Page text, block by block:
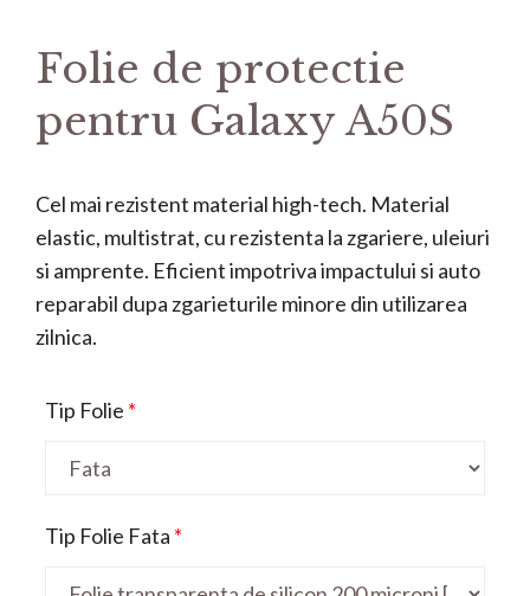
Folie de protectie
pentru Galaxy A50S
Cel mai rezistent material high-tech. Material
elastic, multistrat, cu rezistenta la zgariere, uleiuri
si amprente. Eficient impotriva impactului si auto
reparabil dupa zgarieturile minore din utilizarea
zilnica.
Tip Folie *
Tip Folie Fata *